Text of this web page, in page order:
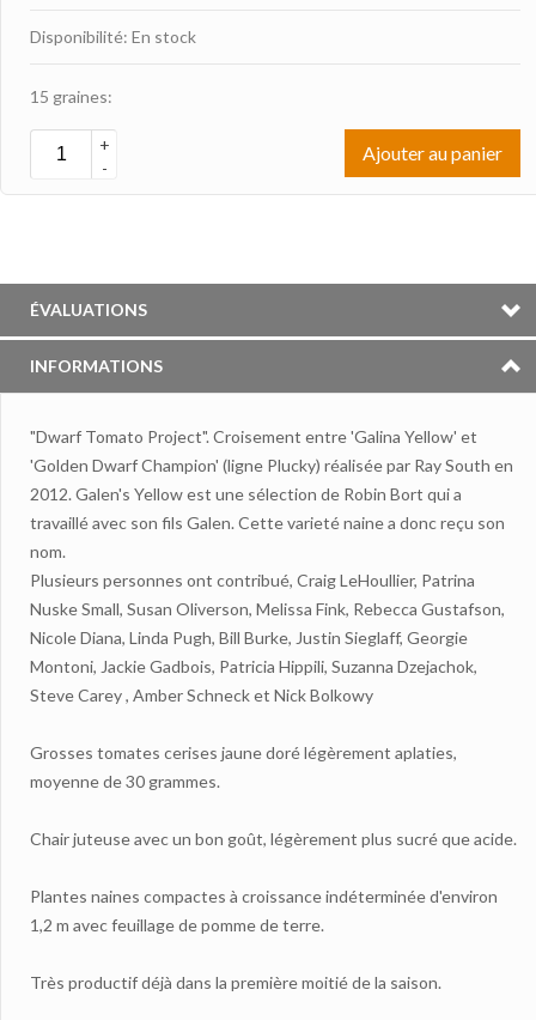
Disponibilité: En stock
15 graines:
+
-
Ajouter au panier
ÉVALUATIONS
INFORMATIONS
"Dwarf Tomato Project". Croisement entre 'Galina Yellow' et
'Golden Dwarf Champion' (ligne Plucky) réalisée par Ray South en
2012. Galen's Yellow est une sélection de Robin Bort qui a
travaillé avec son fils Galen. Cette varieté naine a donc reçu son
nom.
Plusieurs personnes ont contribué, Craig LeHoullier, Patrina
Nuske Small, Susan Oliverson, Melissa Fink, Rebecca Gustafson,
Nicole Diana, Linda Pugh, Bill Burke, Justin Sieglaff, Georgie
Montoni, Jackie Gadbois, Patricia Hippili, Suzanna Dzejachok,
Steve Carey , Amber Schneck et Nick Bolkowy
Grosses tomates cerises jaune doré légèrement aplaties,
moyenne de 30 grammes.
Chair juteuse avec un bon goût, légèrement plus sucré que acide.
Plantes naines compactes à croissance indéterminée d'environ
1,2 m avec feuillage de pomme de terre.
Très productif déjà dans la première moitié de la saison.